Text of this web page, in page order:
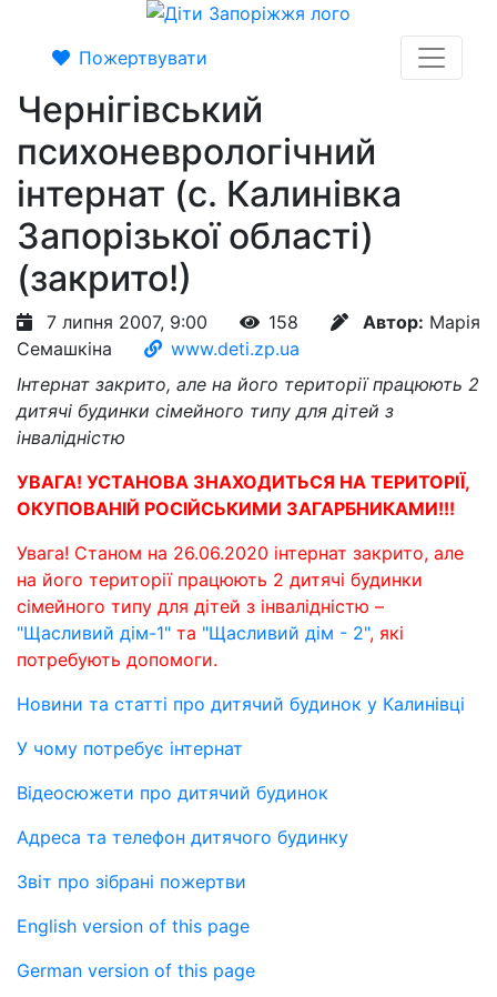
Пожертвувати
Чернігівський
психоневрологічний
інтернат (с. Калинівка
Запорізької області)
(закрито!)
7 липня 2007, 9:00 158 Автор: Марія
Семашкіна
www.deti.zp.ua
Інтернат закрито, але на його території працюють 2
дитячі будинки сімейного типу для дітей з
інвалідністю
УВАГА! УСТАНОВА ЗНАХОДИТЬСЯ НА ТЕРИТОРІЇ,
ОКУПОВАНІЙ РОСІЙСЬКИМИ ЗАГАРБНИКАМИ!!!
Увага! Станом на 26.06.2020 інтернат закрито, але
на його території працюють 2 дитячі будинки
сімейного типу для дітей з інвалідністю –
"Щасливий дім-1" та "Щасливий дім - 2", які
потребують допомоги.
Новини та статті про дитячий будинок у Калинівці
У чому потребує інтернат
Відеосюжети про дитячий будинок
Адреса та телефон дитячого будинку
Звіт про зібрані пожертви
English version of this page
German version of this page